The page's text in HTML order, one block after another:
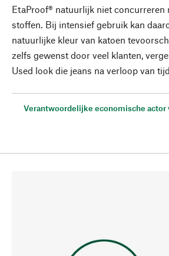
EtaProof® natuurlijk niet concurreren
stoffen. Bij intensief gebruik kan
natuurlijke kleur van katoen
zelfs gewenst door veel klanten,
Used look die jeans na verloop van
Verantwoordelijke economische actor